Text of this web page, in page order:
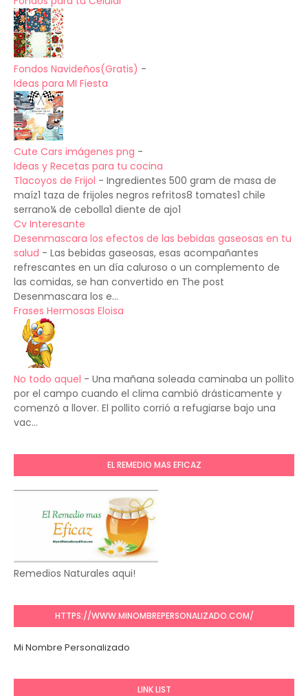
Fondos Navideños(Gratis) -
Ideas para MI Fiesta
Cute Cars imágenes png -
Ideas y Recetas para tu cocina
Tlacoyos de Frijol - Ingredientes 500 gram de masa de
maíz1 taza de frijoles negros refritos8 tomates1 chile
serrano¼ de cebolla1 diente de ajo1
Cv Interesante
Desenmascara los efectos de las bebidas gaseosas en tu
salud - Las bebidas gaseosas, esas acompañantes
refrescantes en un día caluroso o un complemento de
las comidas, se han convertido en The post
Desenmascara los e...
Frases Hermosas Eloisa
No todo aquel - Una mañana soleada caminaba un pollito
por el campo cuando el clima cambió drásticamente y
comenzó a llover. El pollito corrió a refugiarse bajo una
vac...
EL REMEDIO MAS EFICAZ
Remedios Naturales aqui!
HTTPS://WWW.MINOMBREPERSONALIZADO.COM/
Mi Nombre Personalizado
LINK LIST